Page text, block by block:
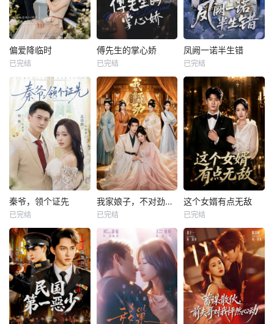
偏爱降临时
已完结
傅先生的掌心娇
已完结
凤阙一诺半生错
已完结
秦爷，领个证先
已完结
我家娘子，不对劲第四季
已完结
这个女婿有点无敌
已完结